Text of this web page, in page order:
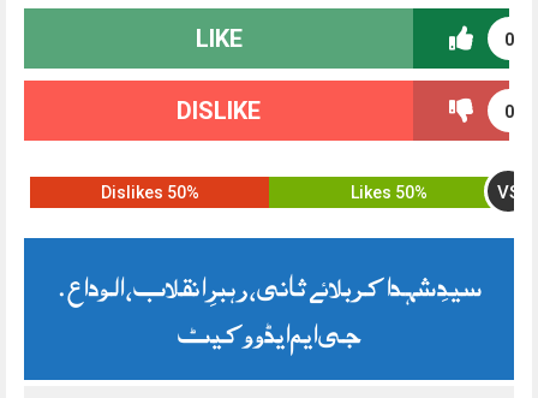
0
LIKE
0
DISLIKE
50% Likes VS
50% Dislikes
سیدِ شہدا کربلائے ثانی، رہبرِ انقلاب، الوداع .
جی ایم ایڈووکیٹ